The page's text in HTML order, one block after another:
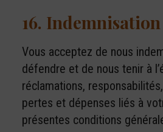
16. Indemnisation
Vous acceptez de nous
défendre et de nous tenir à
réclamations,
pertes et dépenses liés à
présentes conditions